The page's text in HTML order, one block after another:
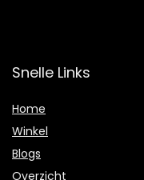
Snelle Links
Home
Winkel
Blogs
Overzicht